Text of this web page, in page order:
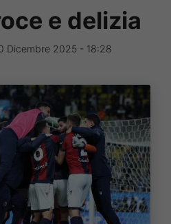
e delizia
Dicembre 2025 - 18:28